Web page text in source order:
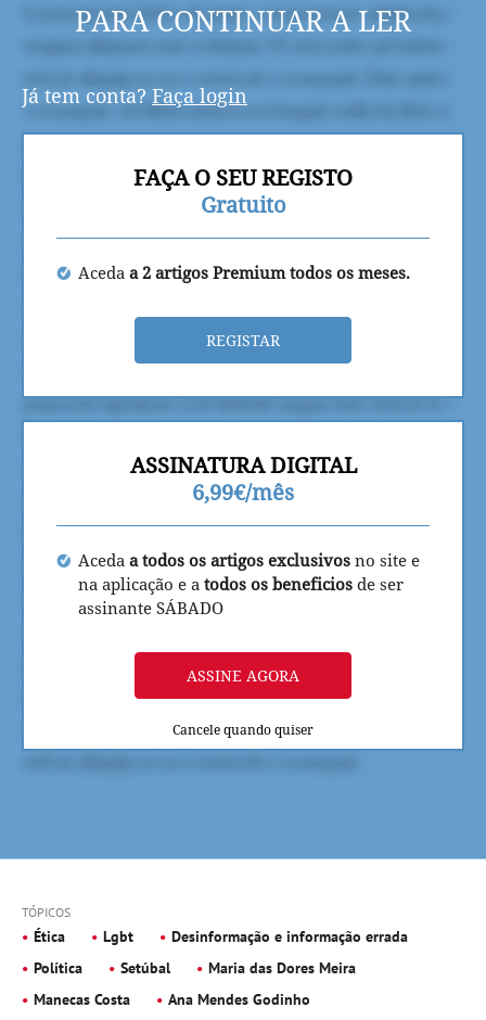
PARA CONTINUAR A LER
Já tem conta? Faça login
FAÇA O SEU REGISTO
Gratuito
Aceda a 2 artigos Premium todos os meses.
REGISTAR
ASSINATURA DIGITAL
6,99€/mês
Aceda a todos os artigos exclusivos no site e
na aplicação e a todos os beneficios de ser
assinante SÁBADO
ASSINE AGORA
Cancele quando quiser
TÓPICOS
Ética Lgbt
Desinformação e informação errada
Política
Setúbal
Maria das Dores Meira
Manecas Costa
Ana Mendes Godinho